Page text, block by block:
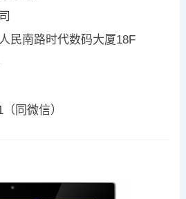
民南路时代数码大厦18F
同微信）